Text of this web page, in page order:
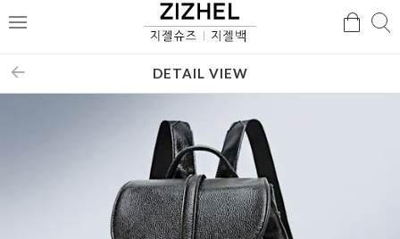
메
검
DETAIL VIEW